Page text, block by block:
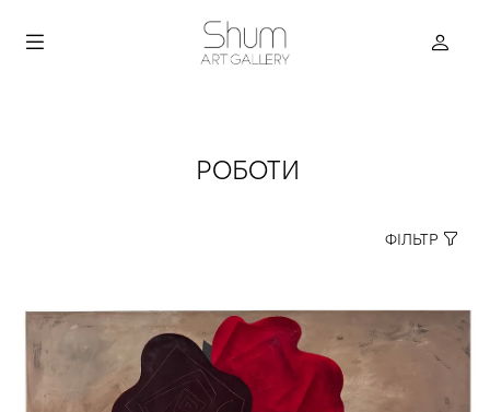
РОБОТИ
ФІЛЬТР